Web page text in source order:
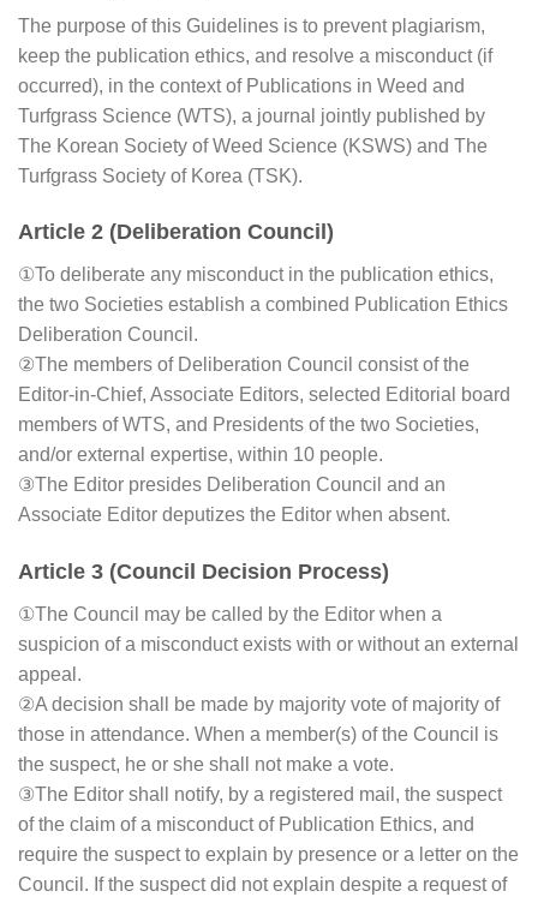
The purpose of this Guidelines is to prevent plagiarism,
keep the publication ethics, and resolve a misconduct (if
occurred), in the context of Publications in Weed and
Turfgrass Science (WTS), a journal jointly published by
The Korean Society of Weed Science (KSWS) and The
Turfgrass Society of Korea (TSK).
Article 2 (Deliberation Council)
①To deliberate any misconduct in the publication ethics,
the two Societies establish a combined Publication Ethics
Deliberation Council.
②The members of Deliberation Council consist of the
Editor-in-Chief, Associate Editors, selected Editorial board
members of WTS, and Presidents of the two Societies,
and/or external expertise, within 10 people.
③The Editor presides Deliberation Council and an
Associate Editor deputizes the Editor when absent.
Article 3 (Council Decision Process)
①The Council may be called by the Editor when a
suspicion of a misconduct exists with or without an external
appeal.
②A decision shall be made by majority vote of majority of
those in attendance. When a member(s) of the Council is
the suspect, he or she shall not make a vote.
③The Editor shall notify, by a registered mail, the suspect
of the claim of a misconduct of Publication Ethics, and
require the suspect to explain by presence or a letter on the
Council. If the suspect did not explain despite a request of